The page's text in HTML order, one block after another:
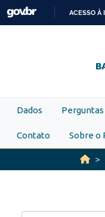
Skip to main content
ACESSO À
Dados
Contato Sobre o